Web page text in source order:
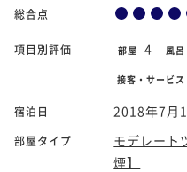
総合点
項目別評価 部屋 4 風呂
接客・サービス
宿泊日 2018年7月
部屋タイプ
モデレート
煙】